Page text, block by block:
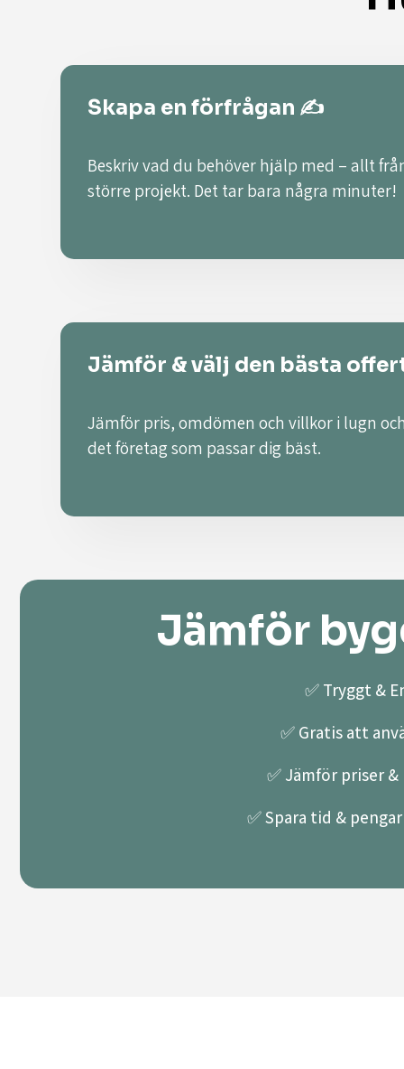
Skapa en förfrågan ✍️
Beskriv vad du behöver hjälp med – allt
större projekt. Det tar bara några minuter!
Jämför & välj den bästa
Jämför pris, omdömen och villkor i lugn
det företag som passar dig bäst.
Jämför
✅ Tryggt &
✅ Gratis att
✅ Jämför priser
✅ Spara tid &